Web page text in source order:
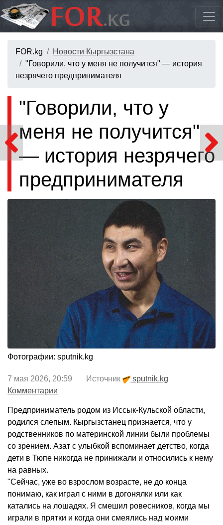
FOR.kg
Новости Кыргызстана
"Говорили, что у меня не получится" — история
незрячего предпринимателя
"Говорили, что у
меня не получится"
— история незрячего
предпринимателя
Фотографии: sputnik.kg
7 мая 2026, 20:59 Источник
sputnik.kg
Комментарии
Предприниматель родом из Иссык-Кульской области,
родился слепым. Кыргызстанец признается, что у
родственников по материнской линии были проблемы
со зрением. Азат с улыбкой вспоминает детство, когда
дети в Тюпе никогда не принижали и относились к нему
на равных.
"Сейчас, уже во взрослом возрасте, не до конца
понимаю, как играл с ними в догонялки или как
катались на лошадях. Я смешил ровесников, когда мы
играли в прятки и когда они смеялись над моими